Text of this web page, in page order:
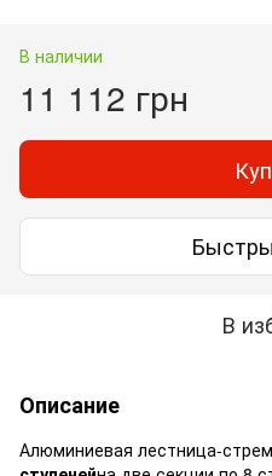
В наличии
11 112 грн
В
Описание
Алюминиевая лестница-